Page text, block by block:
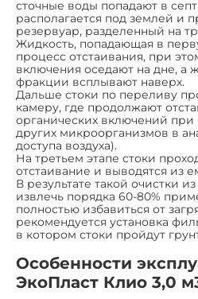
сточные воды попадают в
располагается под землей и
резервуар, разделенный на
Жидкость, попадающая в
процесс отстаивания, при
включения оседают на дне, а
фракции всплывают наверх.
Дальше стоки по переливу
камеру, где продолжают
органических включений
других микроорганизмов в
доступа воздуха).
На третьем этапе стоки
отстаивание и выводятся из
В результате такой очистки
извлечь порядка 60-80%
полностью избавиться от
рекомендуется установка
в котором стоки пройдут
Особенности
ЭкоПласт Клио 3,0